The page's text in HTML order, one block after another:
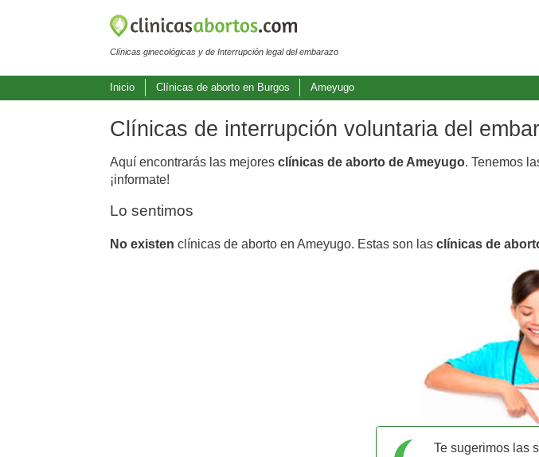
Clínicas ginecológicas y de Interrupción legal del embarazo
Inicio Clínicas de aborto en Burgos Ameyugo
Clínicas de interrupción voluntaria del
Aquí encontrarás las mejores clínicas de aborto de Ameyugo. Tenemos
¡informate!
Lo sentimos
No existen clínicas de aborto en Ameyugo. Estas son las clínicas de
Te sugerimos las